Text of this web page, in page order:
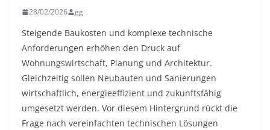
28/02/2026 gg
Steigende Baukosten und komplexe technische
Anforderungen erhöhen den Druck auf
Wohnungswirtschaft, Planung und Architektur.
Gleichzeitig sollen Neubauten und Sanierungen
wirtschaftlich, energieeffizient und zukunftsfähig
umgesetzt werden. Vor diesem Hintergrund rückt die
Frage nach vereinfachten technischen Lösungen